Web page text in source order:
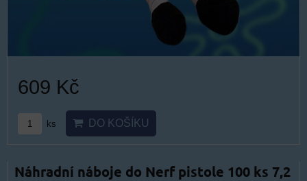
609 Kč
ks DO KOŠÍKU
Náhradní náboje do Nerf pistole 100 ks 7,2